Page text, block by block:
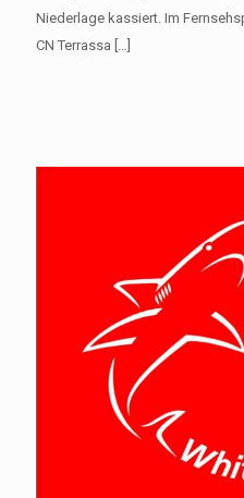
Niederlage kassiert. Im
CN Terrassa […]